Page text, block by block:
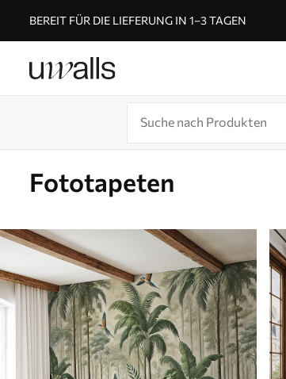
BEREIT FÜR DIE LIEFERUNG IN 1–3 TAGEN
Fototapeten